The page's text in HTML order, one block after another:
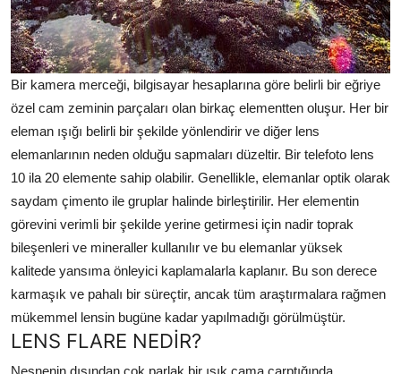
Bir kamera merceği, bilgisayar hesaplarına göre belirli bir eğriye
özel cam zeminin parçaları olan birkaç elementten oluşur. Her bir
eleman ışığı belirli bir şekilde yönlendirir ve diğer lens
elemanlarının neden olduğu sapmaları düzeltir. Bir telefoto lens
10 ila 20 elemente sahip olabilir. Genellikle, elemanlar optik olarak
saydam çimento ile gruplar halinde birleştirilir. Her elementin
görevini verimli bir şekilde yerine getirmesi için nadir toprak
bileşenleri ve mineraller kullanılır ve bu elemanlar yüksek
kalitede yansıma önleyici kaplamalarla kaplanır. Bu son derece
karmaşık ve pahalı bir süreçtir, ancak tüm araştırmalara rağmen
mükemmel lensin bugüne kadar yapılmadığı görülmüştür.
LENS FLARE NEDİR?
Nesnenin dışından çok parlak bir ışık cama çarptığında,